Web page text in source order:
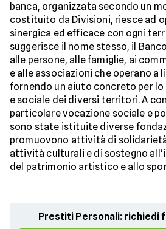
banca, organizzata secondo un
costituito da Divisioni, riesce ad
sinergica ed efficace con ogni
suggerisce il nome stesso, il
alle persone, alle famiglie, ai
e alle associazioni che operano a
fornendo un aiuto concreto per
e sociale dei diversi territori. A
particolare vocazione sociale e
sono state istituite diverse
promuovono attività di
attività culturali e di sostegno
del patrimonio artistico e allo
Prestiti Personali: richiedi